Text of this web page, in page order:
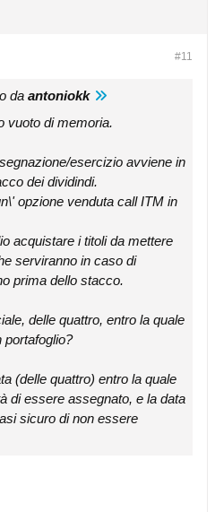
#11
da antoniokk
vuoto di memoria.
esercizio avviene in
dei dividindi.
opzione venduta call ITM in
acquistare i titoli da mettere
serviranno in caso di
prima dello stacco.
delle quattro, entro la quale
portafoglio?
(delle quattro) entro la quale
di essere assegnato, e la data
sicuro di non essere